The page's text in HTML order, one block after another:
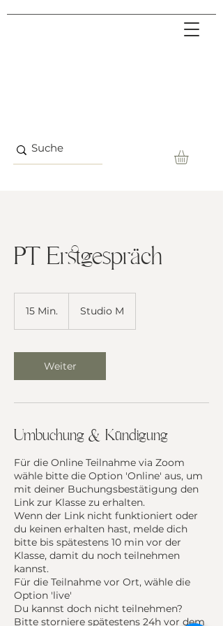
PT Erstgespräch
15 Min.
i
n
.
Studio M
Weiter
Umbuchung & Kündigung
Für die Online Teilnahme via Zoom
wähle bitte die Option 'Online' aus, um
mit deiner Buchungsbestätigung den
Link zur Klasse zu erhalten.
Wenn der Link nicht funktioniert oder
du keinen erhalten hast, melde dich
bitte bis spätestens 10 min vor der
Klasse, damit du noch teilnehmen
kannst.
Für die Teilnahme vor Ort, wähle die
Option 'live'
Du kannst doch nicht teilnehmen?
Bitte storniere spätestens 24h vor dem